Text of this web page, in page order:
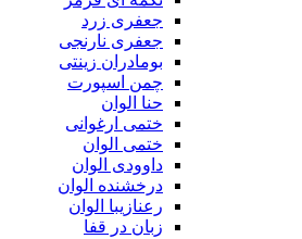
جعفری زرد
جعفری نارنجی
بومادران زینتی
چمن اسپورت
حنا الوان
ختمی ارغوانی
ختمی الوان
داوودی الوان
درخشنده الوان
رعنازیبا الوان
زبان در قفا